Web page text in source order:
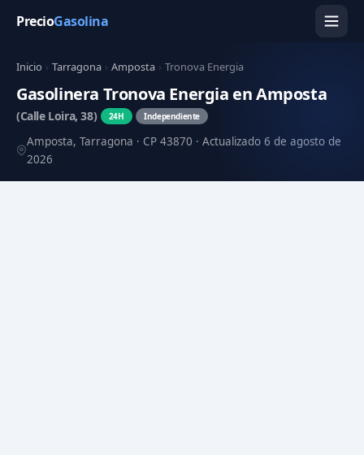
PrecioGasolina
Inicio › Tarragona › Amposta › Tronova Energia
Gasolinera Tronova Energia en Amposta
(Calle Loira, 38) 24H Independiente
Amposta, Tarragona · CP 43870 · Actualizado 6 de agosto de
2026